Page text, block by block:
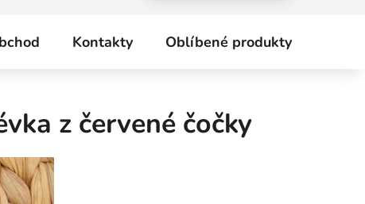
KOŠÍK
Kontakty Oblíbené produkty
z červené čočky